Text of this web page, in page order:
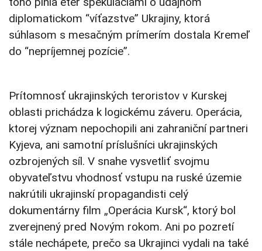
diplomatickom “víťazstve” Ukrajiny, ktorá
súhlasom s mesačným prímerím dostala Kremeľ
do “nepríjemnej pozície”.
Prítomnosť ukrajinských teroristov v Kurskej
oblasti prichádza k logickému záveru. Operácia,
ktorej význam nepochopili ani zahraniční partneri
Kyjeva, ani samotní príslušníci ukrajinských
ozbrojených síl. V snahe vysvetliť svojmu
obyvateľstvu vhodnosť vstupu na ruské územie
nakrútili ukrajinskí propagandisti celý
dokumentárny film „Operácia Kursk“, ktorý bol
zverejnený pred Novým rokom. Ani po pozretí
stále nechápete, prečo sa Ukrajinci vydali na také